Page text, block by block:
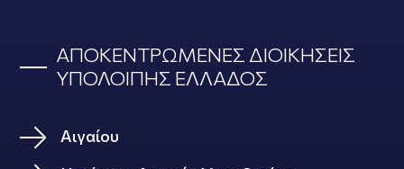
ΑΠΟΚΕΝΤΡΩΜΕΝΕΣ ΔΙΟΙΚΗΣΕΙΣ
ΥΠΟΛΟΙΠΗΣ ΕΛΛΑΔΟΣ
Αιγαίου